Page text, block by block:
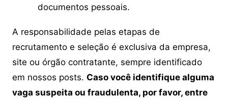
documentos pessoais.
A responsabilidade pelas etapas de
recrutamento e seleção é exclusiva da empresa,
site ou órgão contratante, sempre identificado
em nossos posts. Caso você identifique alguma
vaga suspeita ou fraudulenta, por favor, entre